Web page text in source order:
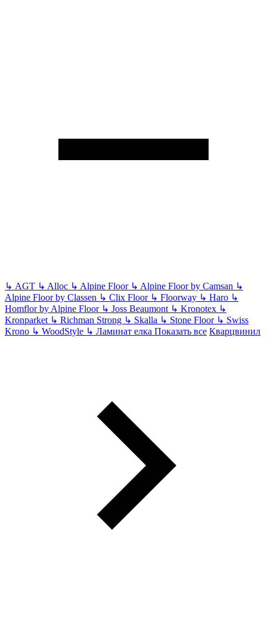
↳ AGT ↳ Alloc ↳ Alpine Floor ↳ Alpine Floor by Camsan ↳
Alpine Floor by Classen ↳ Clix Floor ↳ Floorway ↳ Haro ↳
Homflor by Alpine Floor ↳ Joss Beaumont ↳ Kronotex ↳
Kronparket ↳ Richman Strong ↳ Skalla ↳ Stone Floor ↳ Swiss
Krono ↳ WoodStyle ↳ Ламинат елка Показать все Кварцвинил